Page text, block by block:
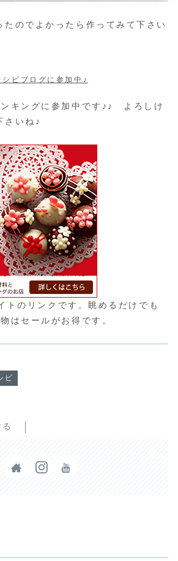
たのでよかったら作ってみて下さい
シピブログに参加中♪
キングに参加中です♪♪ よろしけ
さいね♪
トのリンクです。眺めるだけでも
はセールがお得です。
ピ